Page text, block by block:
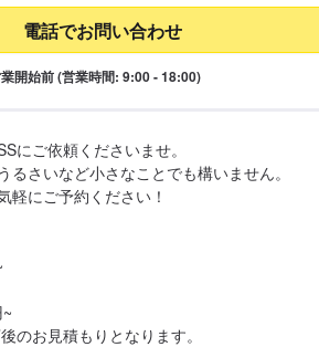
電話でお問い合わせ
開始前 (営業時間: 9:00 - 18:00)
にご依頼くださいませ。
るさいなど小さなことでも構いません。
軽にご予約ください！
のお見積もりとなります。